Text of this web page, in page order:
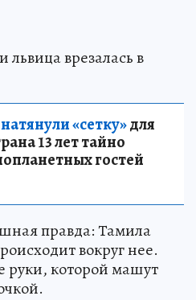
врезалась в
«сетку»для
13 лет тайно
гостей
правда: Тамила
вокруг нее.
руки, которой машут